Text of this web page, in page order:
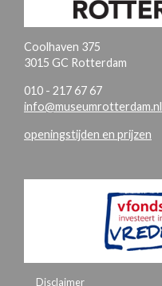
Coolhaven 375
3015 GC Rotterdam
010 - 217 67 67
info@museumrotterdam.nl
openingstijden en prijzen
Disclaimer